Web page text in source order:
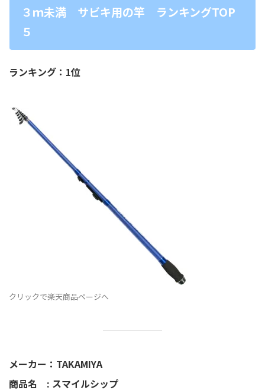
３ｍ未満 サビキ用の竿 ランキングTOP
５
ランキング：1位
クリックで楽天商品ページへ
メーカー：TAKAMIYA
商品名 : スマイルシップ